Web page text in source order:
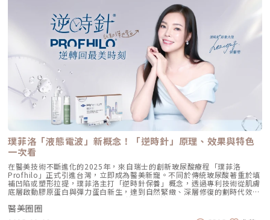
胞：幫助恢復皮下組織的飽滿感，減緩隨著年齡增長的皮下萎縮。 啟動 5
種關鍵結構蛋白：包括 I 型、III 型、IV 型、VII 型膠原蛋白以及最關鍵的彈
力蛋白。這種全方位的重塑效果，能讓下顎線變清晰，讓細紋從底層淡化。
這就是為什麼它被暱稱為「液態電波」。電波是靠「熱能」刺激新生，而
Profhilo 是靠「生物分子信號」啟動新生。對於皮膚薄、怕痛或不適合高
能量儀器的客戶來說，這是一個非常理想的選擇。四、 蔡醫師的精準美
學：BAP 五點拉提點位解析施打 Profhilo 是一門藝術。我們採用國際標準
的 BAP（Bio Aesthetic Points）五點拉提打法，這五個點是避開重要血
管、精準對準臉部支撐結構的黃金位置： [1] 顴骨高點： 位於顴骨最突出的
地方，需離眼睛外側至少 2 公分。能像掛鉤一樣，為中臉提供向上向外的支
撐力。 [2] 鼻翼與瞳孔垂直線交界： 在鼻翼與耳廓之間畫出水平線，再從瞳
孔中線畫垂直線，兩線交交叉處作為注射點。能有效改善法令紋，飽滿面中
部。 [3] 耳廓下前緣： 位於耳廓下緣的前方約 1 公分處。是收緊臉部外側
輪廓、強化下頷線條的關鍵。 [4] 下頷嘴角交界： 在下巴中軸線的三分之一
處畫垂直線，再向唇角方向移動 1.5 公分。可以修飾木偶紋，改善嘴角下
垂。 [5] 下顎角前緣： 位於下顎角前側約 1 公分處。幫助拉緊腮幫子多餘
的鬆弛組織，讓下顎線條清晰。五、 哪些部位最適合 Profhilo 逆時針？
Profhilo 逆時針之所以能成為抗老界的寵兒，不僅是因為它的成分純淨，
更因為它解決了傳統醫美難以觸及的「盲區」。它不靠體積填充，而是透過
「液態拉皮」的概念，從根本提升肌膚彈性。以下四個部位是我在臨床運用
中最推薦的：1. 臉部液態拉皮：BAP 五點精準誘導這是 Profhilo 的核心應
用。與傳統玻尿酸增加臉部「厚重感」或「體積支撐」的邏輯完全不同，
Profhilo 本質上是液態拉皮。我們採用國際標準的 BAP（Bio Aesthetic
Points）五點注射法，這五個點是避開重要血管、精準將玻尿酸導入真皮層
的黃金位置： 顴骨高點：啟動中臉肌膚的生物重塑，優化張力。 鼻翼瞳孔
交界：透過提升肌膚彈力，自然弱化法令紋的視覺感。 耳廓下前緣：強化
@aclinichttps://lin.ee/zGPja49▼詢問整形大小事https://answer-
clinic.com/▼詢問皮膚大小事https://answer-skin.com/▼詢問變美大小
事https://answer-skincare.com/安瑟美膚整形外科診所
FBhttps://www.facebook.com/AnswerClinic安瑟美膚整形外科診所
IGhttps://www.instagram.com/aclinic.group/吳名倫醫師：Dr.Allen 整
形醫美體塑學苑https://www.facebook.com/drallenbody吳名倫醫師
IGhttps://www.instagram.com/psdr_allen/安瑟美膚整形外科診所地
址：臺北市大安區安和路一段113號2樓之1電話：（02）7709-9398
璞菲洛「液態電波」新概念！「逆時針」原理、效果與特色
一次看
在醫美技術不斷進化的2025年，來自瑞士的創新玻尿酸療程「璞菲洛
Profhilo」正式引進台灣，立即成為醫美新寵。不同於傳統玻尿酸著重於填
補凹陷或塑形拉提，璞菲洛主打「逆時針保養」概念，透過專利技術從肌膚
底層啟動膠原蛋白與彈力蛋白新生，達到自然緊緻、深層修復的劃時代效
果。 Profhilo更邀請郭台銘夫人曾馨瑩擔任形象大使，迅速成為市場焦
點。我們將帶你全面認識這項創新療程，從作用原理、五大特色到適合對象
與常見問題，一次搞懂「逆時針玻尿酸」的魅力！ 璞菲洛Profhilo是什
醫美圈圈